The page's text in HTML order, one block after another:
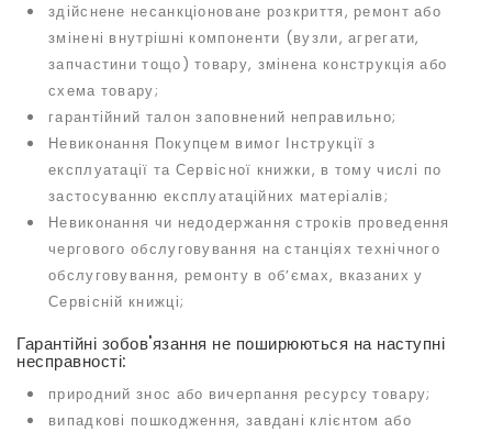
здійснене несанкціоноване розкриття, ремонт або
змінені внутрішні компоненти (вузли, агрегати,
запчастини тощо) товару, змінена конструкція або
схема товару;
гарантійний талон заповнений неправильно;
Невиконання Покупцем вимог Інструкції з
експлуатації та Сервісної книжки, в тому числі по
застосуванню експлуатаційних матеріалів;
Невиконання чи недодержання строків проведення
чергового обслуговування на станціях технічного
обслуговування, ремонту в об’ємах, вказаних у
Сервісній книжці;
Гарантійні зобов'язання не поширюються на наступні
несправності:
природний знос або вичерпання ресурсу товару;
випадкові пошкодження, завдані клієнтом або